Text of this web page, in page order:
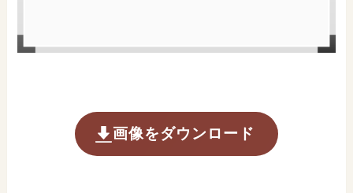
画像をダウンロード